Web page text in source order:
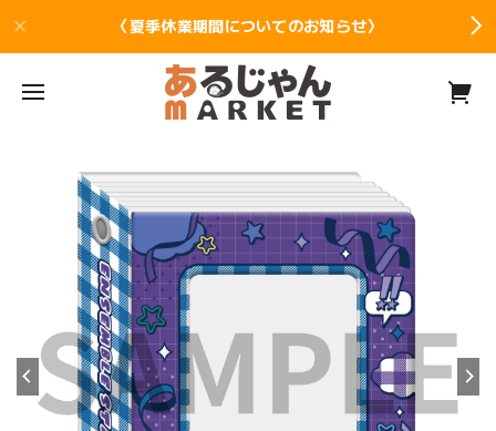
〈夏季休業期間についてのお知らせ〉